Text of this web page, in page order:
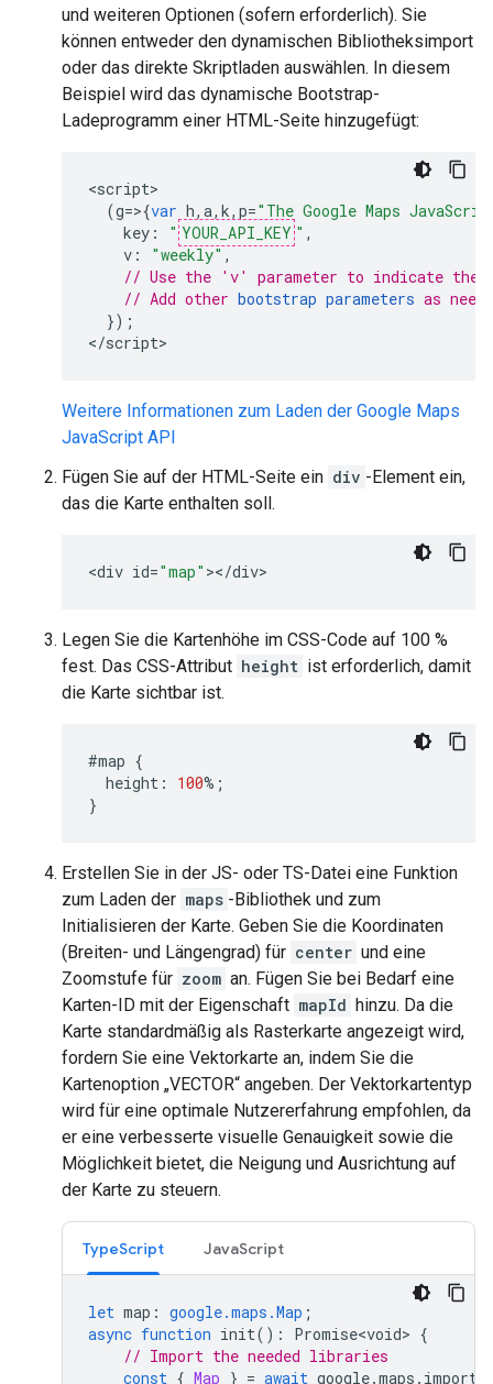
und weiteren Optionen (sofern erforderlich). Sie
können entweder den dynamischen Bibliotheksimport
oder das direkte Skriptladen auswählen. In diesem
Beispiel wird das dynamische Bootstrap-
Ladeprogramm einer HTML-Seite hinzugefügt:
<script
(g=>{var h, a, k, p="The Google Maps
key : " YOUR_API_KEY " ,
v : "weekly" ,
// Use the 'v' parameter to indicate the
// Add other bootstrap parameters as
});
</script>
Weitere Informationen zum Laden der Google Maps
JavaScript API
Fügen Sie auf der HTML-Seite ein div -Element ein,
das die Karte enthalten soll.
<div id="map" ></div>
Legen Sie die Kartenhöhe im CSS-Code auf 100 %
fest. Das CSS-Attribut height ist erforderlich, damit
die Karte sichtbar ist.
#map {
height : 100% ;
}
Erstellen Sie in der JS- oder TS-Datei eine Funktion
zum Laden der maps -Bibliothek und zum
Initialisieren der Karte. Geben Sie die Koordinaten
(Breiten- und Längengrad) für center und eine
Zoomstufe für zoom an. Fügen Sie bei Bedarf eine
Karten-ID mit der Eigenschaft mapId hinzu. Da die
Karte standardmäßig als Rasterkarte angezeigt wird,
fordern Sie eine Vektorkarte an, indem Sie die
Kartenoption „VECTOR“ angeben. Der Vektorkartentyp
wird für eine optimale Nutzererfahrung empfohlen, da
er eine verbesserte visuelle Genauigkeit sowie die
Möglichkeit bietet, die Neigung und Ausrichtung auf
der Karte zu steuern.
TypeScript JavaScript
let map : google.maps.Map ;
async function init() : Promise<void> {
// Import the needed libraries
const { Map } = await google.maps .